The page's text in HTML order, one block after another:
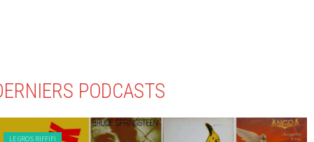
PODCASTS
LE GROS RIFFIFI